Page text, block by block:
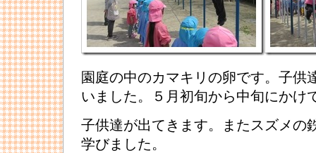
園庭の中のカマキリの卵です。子供
いました。５月初旬から中旬にかけ
子供達が出てきます。またスズメの
学びました。